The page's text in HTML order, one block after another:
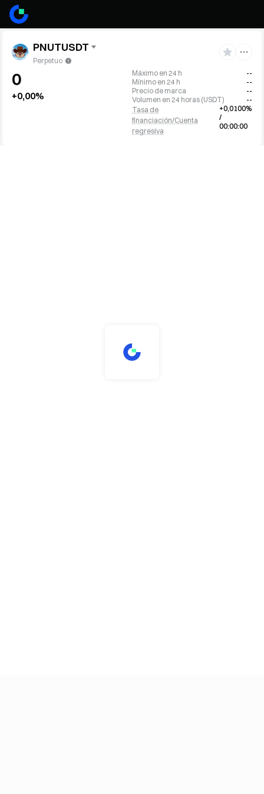
PNUTUSDT
Perpetuo
0
+0,00%
Máximo en 24 h
--
Mínimo en 24 h
--
Precio de marca
--
Volumen en 24 horas (USDT)
--
Tasa de
financiación/Cuenta
regresiva
+0,0100%
/
00:00:00